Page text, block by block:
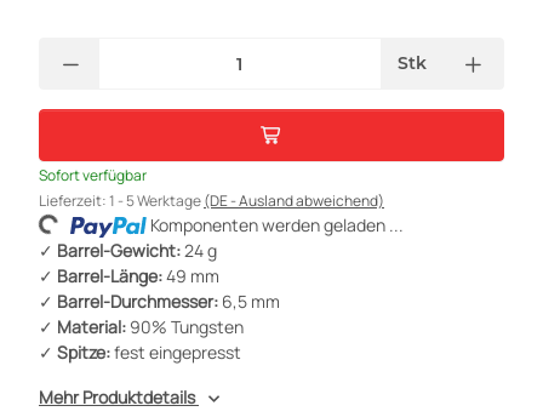
Stk
Sofort verfügbar
Lieferzeit:1 - 5 Werktage(DE - Ausland abweichend)
Komponenten werden geladen ...
✓ Barrel-Gewicht:24 g
✓ Barrel-Länge:49 mm
✓ Barrel-Durchmesser: 6,5 mm
✓ Material: 90% Tungsten
✓ Spitze:fest eingepresst
Mehr Produktdetails